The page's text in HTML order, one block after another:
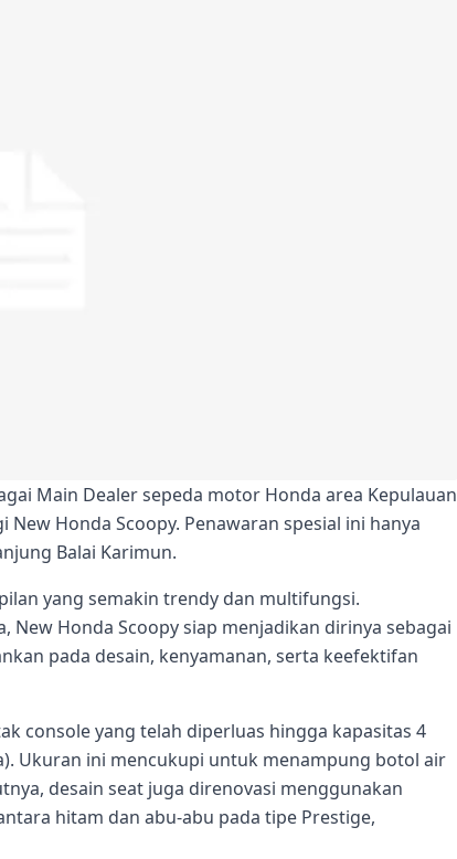
Main Dealer sepeda motor Honda area Kepulauan
Honda Scoopy. Penawaran spesial ini hanya
Balai Karimun.
yang semakin trendy dan multifungsi.
Honda Scoopy siap menjadikan dirinya sebagai
pada desain, kenyamanan, serta keefektifan
console yang telah diperluas hingga kapasitas 4
Ukuran ini mencukupi untuk menampung botol air
desain seat juga direnovasi menggunakan
hitam dan abu-abu pada tipe Prestige,